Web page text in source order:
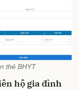
thẻ BHYT
hộ gia đình